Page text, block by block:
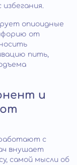
опиоидные
от
пить,
и
с
внушает
самой мысли об